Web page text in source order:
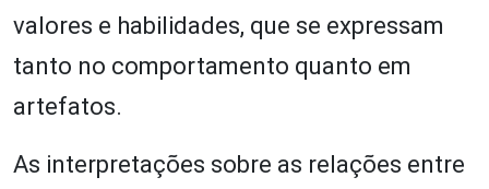
valores e habilidades, que se expressam
tanto no comportamento quanto em
artefatos.
As interpretações sobre as relações entre